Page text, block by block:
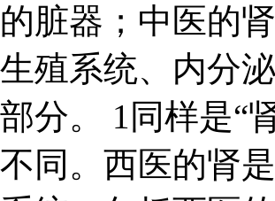
的脏器；中医的
生殖系统、内分
部分。 1同样是“
不同。西医的肾